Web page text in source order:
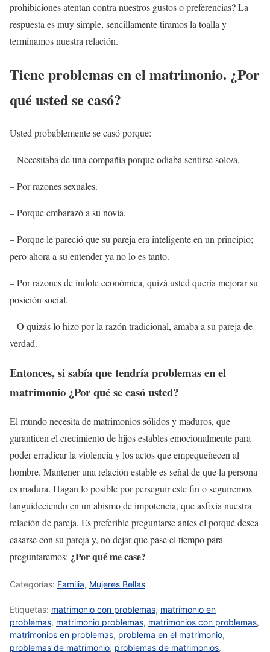
prohibiciones atentan contra nuestros gustos o preferencias? La
respuesta es muy simple, sencillamente tiramos la toalla y
terminamos nuestra relación.
Tiene problemas en el matrimonio. ¿Por
qué usted se casó?
Usted probablemente se casó porque:
– Necesitaba de una compañía porque odiaba sentirse solo/a,
– Por razones sexuales.
– Porque embarazó a su novia.
– Porque le pareció que su pareja era inteligente en un principio;
pero ahora a su entender ya no lo es tanto.
– Por razones de índole económica, quizá usted quería mejorar su
posición social.
– O quizás lo hizo por la razón tradicional, amaba a su pareja de
verdad.
Entonces, si sabía que tendría problemas en el
matrimonio ¿Por qué se casó usted?
El mundo necesita de matrimonios sólidos y maduros, que
garanticen el crecimiento de hijos estables emocionalmente para
poder erradicar la violencia y los actos que empequeñecen al
hombre. Mantener una relación estable es señal de que la persona
es madura. Hagan lo posible por perseguir este fin o seguiremos
languideciendo en un abismo de impotencia, que asfixia nuestra
relación de pareja. Es preferible preguntarse antes el porqué desea
casarse con su pareja y, no dejar que pase el tiempo para
preguntaremos: ¿Por qué me case?
Categorías: Familia, Mujeres Bellas
Etiquetas: matrimonio con problemas, matrimonio en
problemas, matrimonio problemas, matrimonios con problemas,
matrimonios en problemas, problema en el matrimonio,
problemas de matrimonio, problemas de matrimonios,